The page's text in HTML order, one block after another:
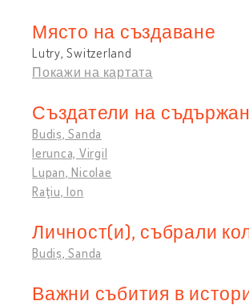
Място на създаване
Lutry, Switzerland
Покажи на картата
Създатели на
Budiș, Sanda
Ierunca, Virgil
Lupan, Nicolae
Raţiu, Ion
Личност(и), събрали
Budiș, Sanda
Важни събития в